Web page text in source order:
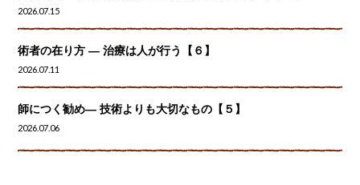
2026.07.15
術者の在り方 ― 治療は人が行う【６】
2026.07.11
師につく勧め― 技術よりも大切なもの【５】
2026.07.06